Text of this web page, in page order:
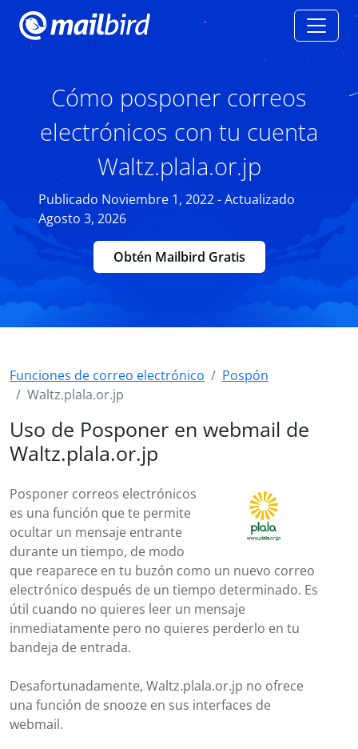
Cómo posponer correos
electrónicos con tu cuenta
Waltz.plala.or.jp
Publicado Noviembre 1, 2022 - Actualizado
Agosto 3, 2026
Obtén Mailbird Gratis
Funciones de correo electrónico
Pospón
Waltz.plala.or.jp
Uso de Posponer en webmail de
Waltz.plala.or.jp
Posponer correos electrónicos
es una función que te permite
ocultar un mensaje entrante
durante un tiempo, de modo
que reaparece en tu buzón como un nuevo correo
electrónico después de un tiempo determinado. Es
útil cuando no quieres leer un mensaje
inmediatamente pero no quieres perderlo en tu
bandeja de entrada.
Desafortunadamente, Waltz.plala.or.jp no ofrece
una función de snooze en sus interfaces de
webmail.